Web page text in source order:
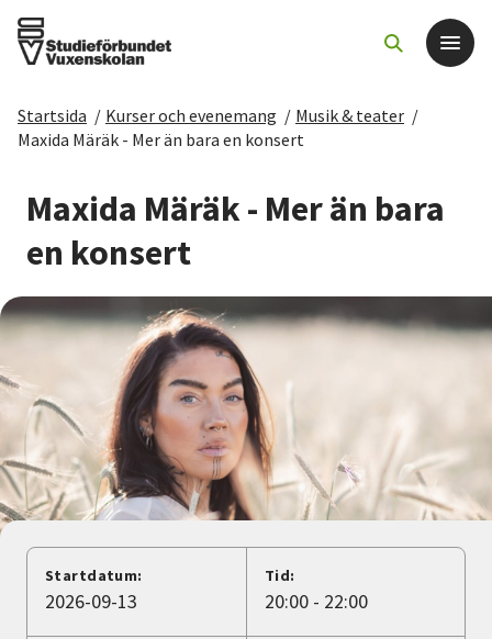
Det här gör vi
För dig som
Sök kurser och evenemang
Om SV
Starta studiecirkel
Cirkelledare
Nyheter
Avdelningar
Startsida / Kurser och evenemang / Musik & teater /
Maxida Märäk - Mer än bara en konsert
Maxida Märäk - Mer än bara
en konsert
Startdatum:
2026-09-13
Tid:
20:00 - 22:00